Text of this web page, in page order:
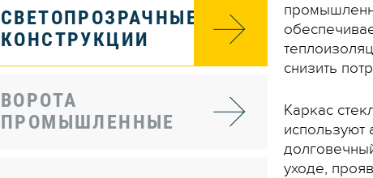
СВЕТОПРОЗРАЧНЫЕ
КОНСТРУКЦИИ
ВОРОТА
ПРОМЫШЛЕННЫЕ
снизить
Каркас
используют
уходе,